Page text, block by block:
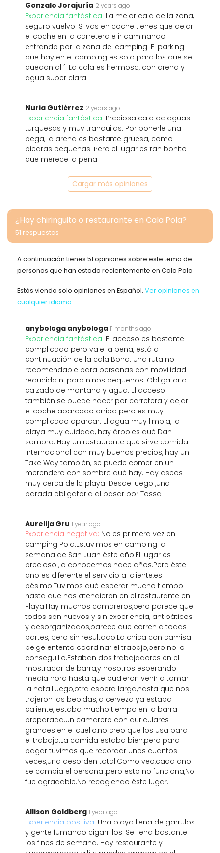
Gonzalo Jorajuría 2 years ago
Experiencia fantástica: La mejor cala de la zona,
seguro vuelvo. Si vas en coche tienes que dejar
el coche en la carretera e ir caminando
entrando por la zona del camping. El parking
que hay en el camping es solo para los que se
quedan allí. La cala es hermosa, con arena y
agua super clara.
Nuria Gutiérrez 2 years ago
Experiencia fantástica: Preciosa cala de aguas
turquesas y muy tranquilas. Por ponerle una
pega, la arena es bastante gruesa, como
piedras pequeñas. Pero el lugar es tan bonito
que merece la pena.
Cargar más opiniones
¿Hay chiringuito o restaurante en Cala Pola?
51 respuestas
A continuación tienes 51 opiniones sobre este tema de
personas que han estado recientemente en Cala Pola.
Estás viendo solo opiniones en Español. Ver opiniones en
cualquier idioma
anybologa anybologa 11 months ago
Experiencia fantástica: El acceso es bastante
complicado pero vale la pena, está a
continuación de la cala Bona. Una ruta no
recomendable para personas con movilidad
reducida ni para niños pequeños. Obligatorio
calzado de montaña y agua. El acceso
también se puede hacer por carretera y dejar
el coche aparcado arriba pero es muy
complicado aparcar. El agua muy limpia, la
playa muy cuidada, hay árboles qué Dan
sombra. Hay un restaurante qué sirve comida
internacional con muy buenos precios, hay un
Take Way también, se puede comer en un
merendero con sombra qué hay. Hay aseos
muy cerca de la playa. Desde luego ,una
parada obligatoria al pasar por Tossa
Aurelija Gru 1 year ago
Experiencia negativa: No es primera vez en
camping Pola.Estuvimos en camping la
semana de San Juan éste año.El lugar es
precioso ,lo conocemos hace años.Pero éste
año es diferente el servicio al cliente,es
pésimo.Tuvimos qué esperar mucho tiempo
hasta que nos atendieron en el restaurante en
Playa.Hay muchos camareros,pero parece que
todos son nuevos y sin experiencia, antipáticos
y desorganizados,parece que corren a todas
partes, pero sin resultado.La chica con camisa
beige entento coordinar el trabajo,pero no lo
conseguillo.Estaban dos trabajadores en el
mostrador de barra,y nosotros esperando
media hora hasta que pudieron venir a tomar
la nota.Luego,otra espera larga,hasta que nos
trajeron las bebidas,la cerveza ya estaba
caliente, estaba mucho tiempo en la barra
preparada.Un camarero con auriculares
grandes en el cuello,no creo que los usa para
el trabajo.La comida estaba bien,pero para
pagar tuvimos que recordar unos cuantos
veces,una desorden total.Como veo,cada año
se cambia el personal,pero esto no funciona,No
fue agradable.No recogiendo éste lugar.
Allison Goldberg 1 year ago
Experiencia positiva: Una playa llena de garrulos
y gente fumando cigarrillos. Se llena bastante
los fines de semana. Hay restaurante y